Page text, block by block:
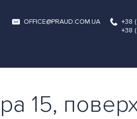
OFFICE@PRAUD.COM.UA
+38
+38
15,